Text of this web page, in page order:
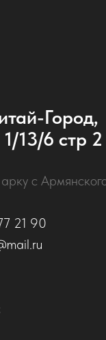
Город,
13/6 стр 2
с
21 90